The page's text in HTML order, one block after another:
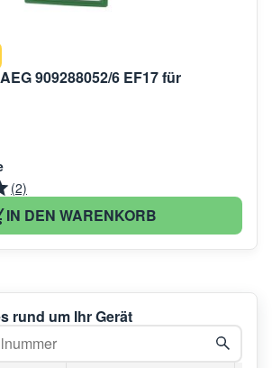
909288052/6 EF17 für
(2)
IN DEN WARENKORB
rund um Ihr Gerät